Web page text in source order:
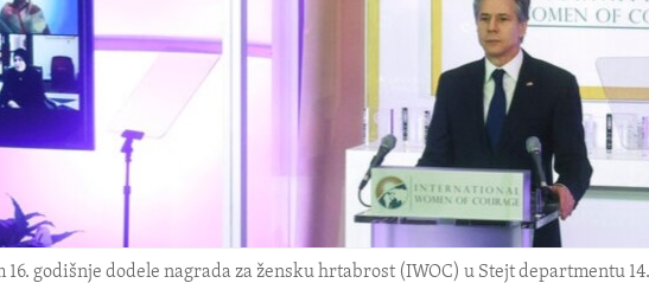
godišnje dodele nagrada za žensku hrtabrost (IWOC) u Stejt departmentu